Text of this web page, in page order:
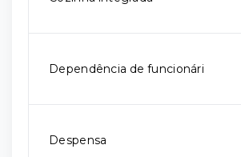
Dependência de funcionári
Despensa